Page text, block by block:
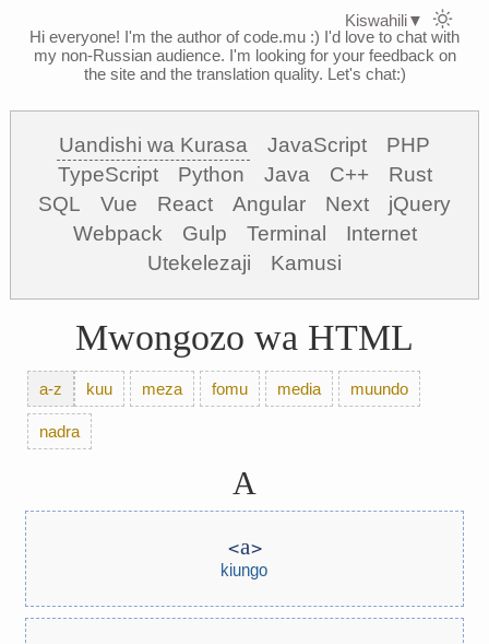
Hi everyone! I'm the author of code.mu :) I'd love to chat with
my non-Russian audience. I'm looking for your feedback on
the site and the translation quality. Let's chat:)
Uandishi wa Kurasa JavaScript
PHP
TypeScript
Python Java C++
Rust
SQL
Vue React Angular Next
jQuery
Webpack
Gulp Terminal
Internet
Utekelezaji
Kamusi
Mwongozo wa HTML
a-z kuu meza fomu media muundo
nadra
A
a
kiungo
Kiswahili▼